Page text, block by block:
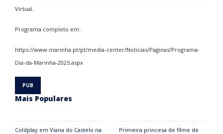
Virtual.
Programa completo em:
https://www.marinha.pt/pt/media-center/Noticias/Paginas/Programa-
Dia-da-Marinha-2025.aspx
Mais Populares
Coldplay em Viana do Castelo na
Primeira princesa de filme de